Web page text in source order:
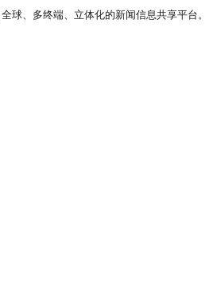
球、多终端、立体化的新闻信息共享平台。